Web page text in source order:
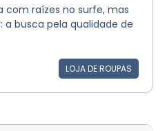
com raízes no surfe, mas
busca pela qualidade de
LOJA DE ROUPAS